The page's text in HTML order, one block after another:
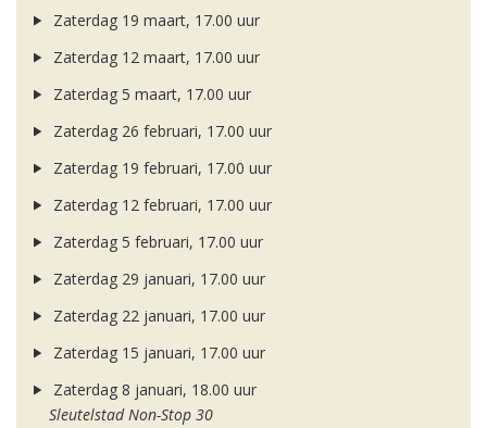
Zaterdag 19 maart, 17.00 uur
Zaterdag 12 maart, 17.00 uur
Zaterdag 5 maart, 17.00 uur
Zaterdag 26 februari, 17.00 uur
Zaterdag 19 februari, 17.00 uur
Zaterdag 12 februari, 17.00 uur
Zaterdag 5 februari, 17.00 uur
Zaterdag 29 januari, 17.00 uur
Zaterdag 22 januari, 17.00 uur
Zaterdag 15 januari, 17.00 uur
Zaterdag 8 januari, 18.00 uur
Sleutelstad Non-Stop 30